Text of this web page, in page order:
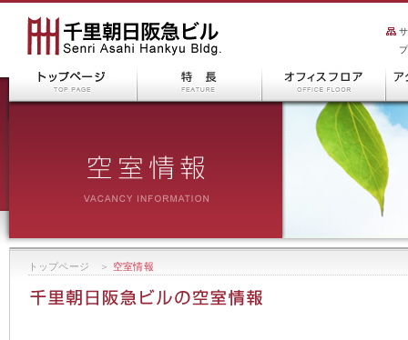
プ
トップページ ＞ 空室情報